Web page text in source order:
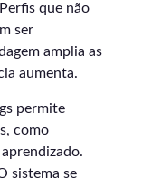
que não
ser
amplia as
aumenta.
permite
como
sistema se